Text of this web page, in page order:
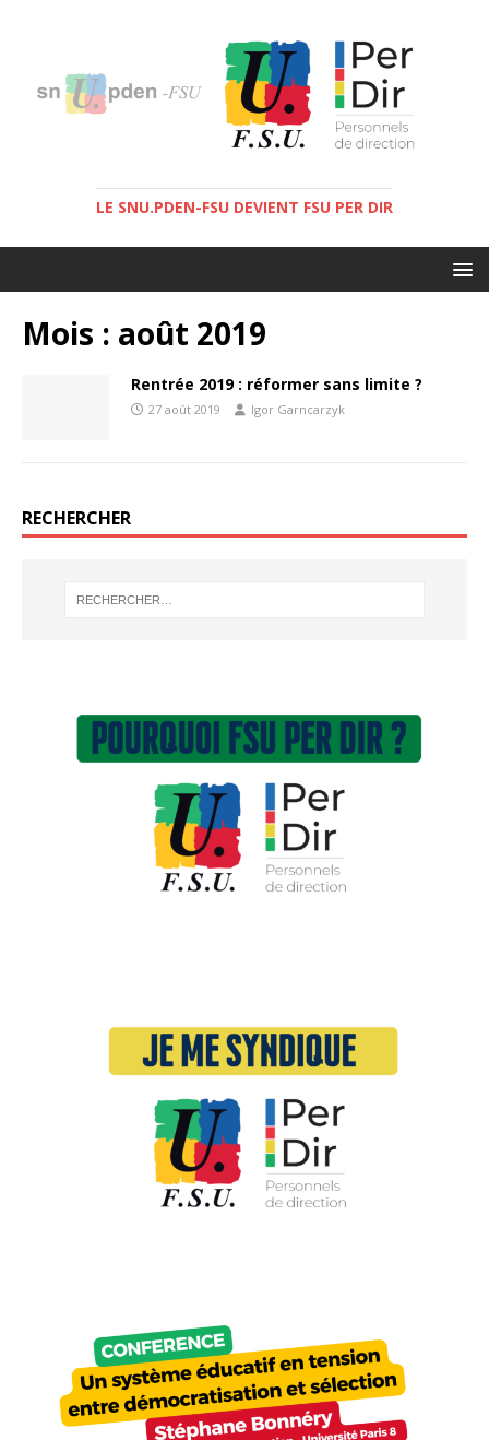
LE SNU.PDEN-FSU DEVIENT FSU PER DIR
Mois : août 2019
Rentrée 2019 : réformer sans limite ?
27 août 2019 Igor Garncarzyk
RECHERCHER